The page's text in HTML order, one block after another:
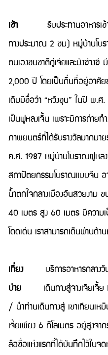
เช้ารับประทานอาหารเช้า /
ทางประมาณ 2 ชม) หมู่บ้านโบ
ตนเองชนชาติถู่เจียและม้งซ่าง
2,000 ปี โดยเป็นถิ่นที่อยู่อาศั
เดิมมีชื่อว่า “หวังชุน” ในปี พ.
เป็นฝูหลงเจิ้น เพราะมีการถ่า
ภาพยนตร์ที่ได้รับรางวัลมากมา
ค.ศ. 1987 หมู่บ้านโบราณฝูหล
สถาปัตยกรรมโบราณแบบจีน อ
น้ำตกใจกลางเมืองอันสวยงาม
40 เมตร สูง 60 เมตร มีควา
โดดเด่น เราสามารถเดินผ่านด้า
เที่ยงบริการอาหารกลางวั
บ่าย
เดินทางสู่จางเจียเจี้ย
/ นำท่านเดินทางสู่ เขาเทียนเห
เจี้ยเพียง 6 กิโลเมตร อยู่สูงจา
ลือชื่อแห่งแรกที่ได้บันทึกไว้ในจ